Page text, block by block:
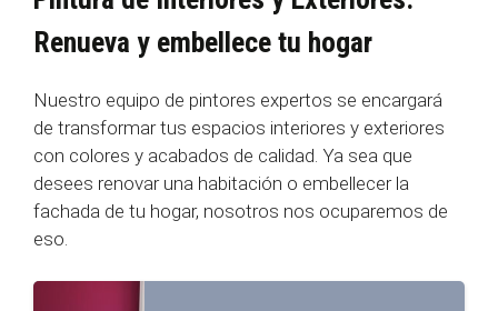
Renueva y embellece tu hogar
Nuestro equipo de pintores expertos se encargará
de transformar tus espacios interiores y exteriores
con colores y acabados de calidad. Ya sea que
desees renovar una habitación o embellecer la
fachada de tu hogar, nosotros nos ocuparemos de
eso.